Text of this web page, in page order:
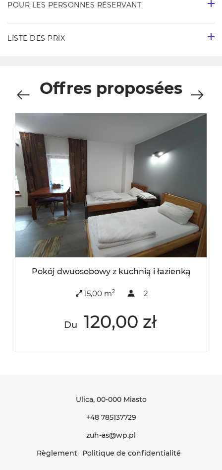
POUR LES PERSONNES RÉSERVANT
LISTE DES PRIX
Offres proposées
Pokój dwuosobowy z kuchnią i łazienką
15,00 m2 2
Du 120,00 zł
Ulica, 00-000 Miasto
+48 785137729
zuh-as@wp.pl
Règlement
Politique de confidentialité